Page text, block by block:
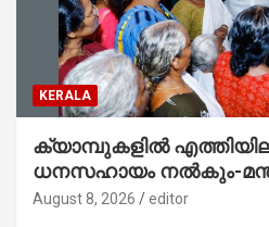
KERALA
ക്യാമ്പുകളിൽ
ധനസഹായം നൽകും-
അനിൽകുമാർ
August 8, 2026 editor